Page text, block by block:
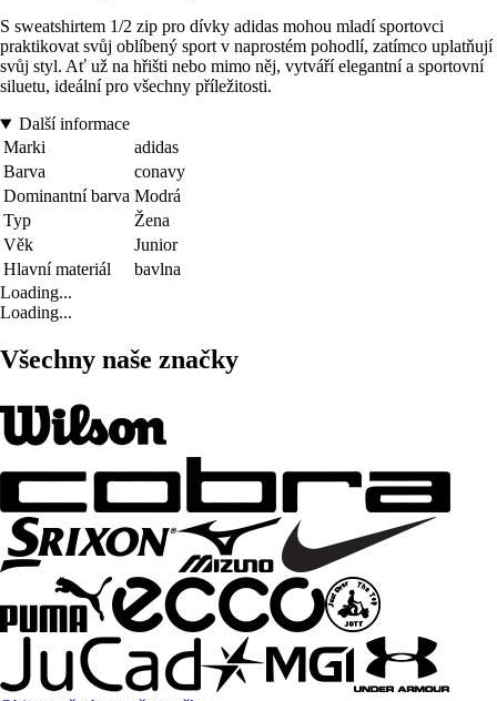
S sweatshirtem 1/2 zip pro dívky adidas mohou mladí sportovci
praktikovat svůj oblíbený sport v naprostém pohodlí, zatímco uplatňují
svůj styl. Ať už na hřišti nebo mimo něj, vytváří elegantní a sportovní
siluetu, ideální pro všechny příležitosti.
Další informace
Marki
adidas
Barva
conavy
Dominantní barva Modrá
Typ
Žena
Věk
Junior
Hlavní materiál
bavlna
Loading...
Loading...
Všechny naše značky